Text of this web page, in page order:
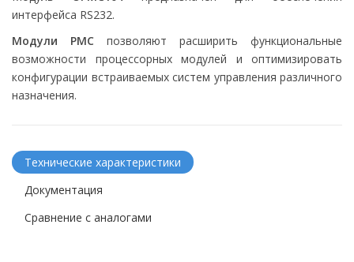
интерфейса RS232.
Модули PMC позволяют расширить функциональные
возможности процессорных модулей и оптимизировать
конфигурации встраиваемых систем управления различного
назначения.
Технические характеристики
Документация
Сравнение с аналогами